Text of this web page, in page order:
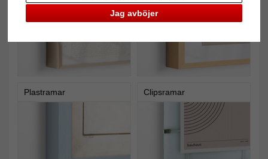
Jag avböjer
Plastramar Clipsramar